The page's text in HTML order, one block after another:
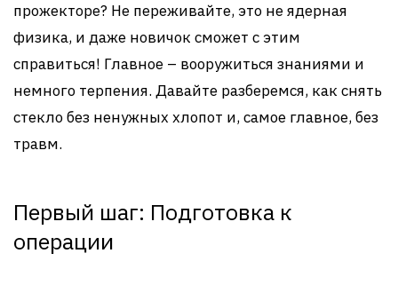
прожекторе? Не переживайте, это не ядерная
физика, и даже новичок сможет с этим
справиться! Главное – вооружиться знаниями и
немного терпения. Давайте разберемся, как снять
стекло без ненужных хлопот и, самое главное, без
травм.
Первый шаг: Подготовка к
операции